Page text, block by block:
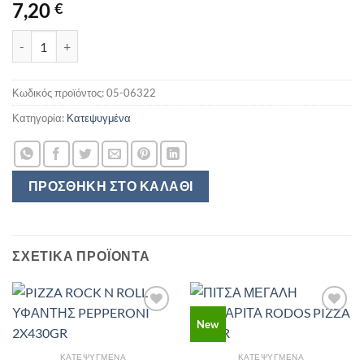
7,20 €
ΠΡΟΣΘΉΚΗ ΣΤΟ ΚΑΛΆΘΙ
Κωδικός προϊόντος:05-06322
Κατηγορία: Κατεψυγμένα
ΣΧΕΤΙΚΆ ΠΡΟΪΌΝΤΑ
ΚΑΤΕΨΥΓΜΈΝΑ
New
ΚΑΤΕΨΥΓΜΈΝΑ